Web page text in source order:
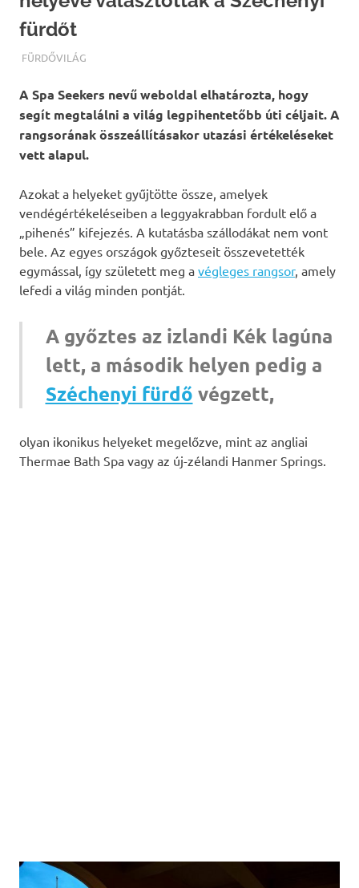
fürdőt
TERMALFURDOK.COM
FÜRDŐVILÁG
A Spa Seekers nevű weboldal elhatározta, hogy
segít megtalálni a világ legpihentetőbb úti céljait. A
rangsorának összeállításakor utazási értékeléseket
vett alapul.
Azokat a helyeket gyűjtötte össze, amelyek
vendégértékeléseiben a leggyakrabban fordult elő a
„pihenés” kifejezés. A kutatásba szállodákat nem vont
bele. Az egyes országok győzteseit összevetették
egymással, így született meg a végleges rangsor, amely
lefedi a világ minden pontját.
A győztes az izlandi Kék lagúna
lett, a második helyen pedig a
Széchenyi fürdő végzett,
olyan ikonikus helyeket megelőzve, mint az angliai
Thermae Bath Spa vagy az új-zélandi Hanmer Springs.